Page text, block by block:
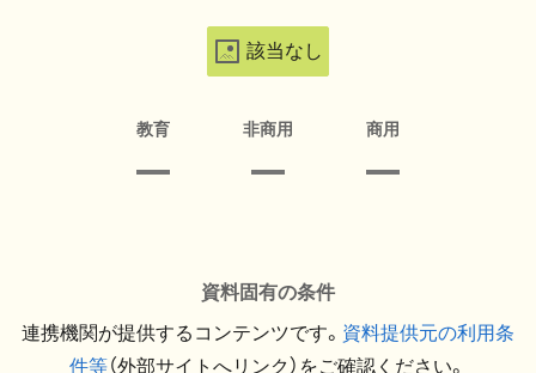
該当なし
教育 非商用 商用
資料固有の条件
連携機関が提供するコンテンツです。 資料提供元の利用条
件等（外部サイトへリンク）をご確認ください。